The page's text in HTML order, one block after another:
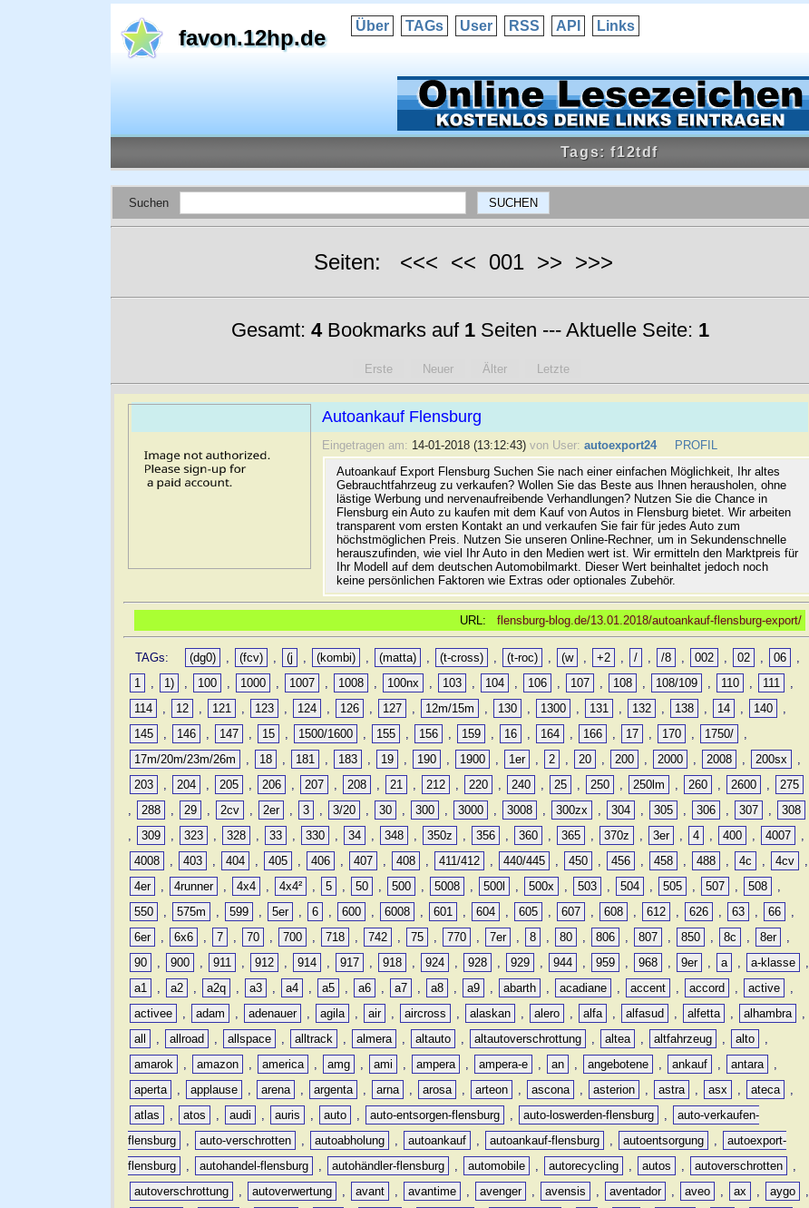
favon.12hp.de Über TAGs User RSS API Links
Tags: f12tdf
Suchen
Seiten: <<< << 001 >> >>>
Gesamt: 4Bookmarks auf 1Seiten --- Aktuelle Seite: 1
Erste Neuer Älter Letzte
Autoankauf Flensburg
Eingetragen am: 14-01-2018 (13:12:43) von User: autoexport24
PROFIL
Autoankauf Export Flensburg Suchen Sie nach einer einfachen Möglichkeit, Ihr altes
Gebrauchtfahrzeug zu verkaufen? Wollen Sie das Beste aus Ihnen herausholen, ohne
lästige Werbung und nervenaufreibende Verhandlungen? Nutzen Sie die Chance in
Flensburg ein Auto zu kaufen mit dem Kauf von Autos in Flensburg bietet. Wir arbeiten
transparent vom ersten Kontakt an und verkaufen Sie fair für jedes Auto zum
höchstmöglichen Preis. Nutzen Sie unseren Online-Rechner, um in Sekundenschnelle
herauszufinden, wie viel Ihr Auto in den Medien wert ist. Wir ermitteln den Marktpreis für
Ihr Modell auf dem deutschen Automobilmarkt. Dieser Wert beinhaltet jedoch noch
keine persönlichen Faktoren wie Extras oder optionales Zubehör.
URL: flensburg-blog.de/13.01.2018/autoankauf-flensburg-export/
TAGs: (dg0) , (fcv) , (j , (kombi) , (matta) , (t-cross) , (t-roc) , (w , +2 , / , /8 , 002 , 02 , 06
,
1
, 1) , 100 , 1000 , 1007 , 1008 , 100nx , 103 , 104 , 106 , 107 , 108 , 108/109 , 110 , 111
,
114
, 12 , 121 , 123 , 124 , 126 , 127 , 12m/15m , 130 , 1300 , 131 , 132 , 138 , 14 , 140
,
145
, 146 , 147 , 15 , 1500/1600 , 155 , 156 , 159 , 16 , 164 , 166 , 17 , 170 , 1750/
,
17m/20m/23m/26m
, 18 , 181 , 183 , 19 , 190 , 1900 , 1er , 2 , 20 , 200 , 2000 , 2008 , 200sx
,
203
, 204 , 205 , 206 , 207 , 208 , 21 , 212 , 220 , 240 , 25 , 250 , 250lm , 260 , 2600 ,
275
,
288 , 29 , 2cv , 2er , 3 , 3/20 , 30 , 300 , 3000 , 3008 , 300zx , 304 , 305 , 306 , 307 ,
308
,
309 , 323 , 328 , 33 , 330 , 34 , 348 , 350z , 356 , 360 , 365 , 370z , 3er , 4 , 400 , 4007
,
4008
, 403 , 404 , 405 , 406 , 407 , 408 , 411/412 , 440/445 , 450 , 456 , 458 , 488 , 4c , 4cv
,
4er
, 4runner , 4x4 , 4x4² , 5 , 50 , 500 , 5008 , 500l , 500x , 503 , 504 , 505 , 507 , 508
,
550
, 575m , 599 , 5er , 6 , 600 , 6008 , 601 , 604 , 605 , 607 , 608 , 612 , 626 , 63 , 66
,
6er
, 6x6 , 7 , 70 , 700 , 718 , 742 , 75 , 770 , 7er , 8 , 80 , 806 , 807 , 850 , 8c , 8er
,
90
, 900 , 911 , 912 , 914 , 917 , 918 , 924 , 928 , 929 , 944 , 959 , 968 , 9er , a , a-klasse
,
a1
, a2 , a2q , a3 , a4 , a5 , a6 , a7 , a8 , a9 , abarth , acadiane , accent , accord , active
,
activee
, adam , adenauer , agila , air , aircross , alaskan , alero , alfa , alfasud , alfetta , alhambra
,
all
, allroad , allspace , alltrack , almera , altauto , altautoverschrottung , altea , altfahrzeug , alto
,
amarok
, amazon , america , amg , ami , ampera , ampera-e , an , angebotene , ankauf , antara
,
aperta
, applause , arena , argenta , arna , arosa , arteon , ascona , asterion , astra , asx , ateca
,
atlas
, atos , audi , auris , auto , auto-entsorgen-flensburg , auto-loswerden-flensburg ,
auto-verkaufen-
flensburg
, auto-verschrotten , autoabholung , autoankauf , autoankauf-flensburg , autoentsorgung ,
autoexport-
flensburg
, autohandel-flensburg , autohändler-flensburg , automobile , autorecycling , autos , autoverschrotten
,
autoverschrottung
, autoverwertung , avant , avantime , avenger , avensis , aventador , aveo , ax , aygo
,